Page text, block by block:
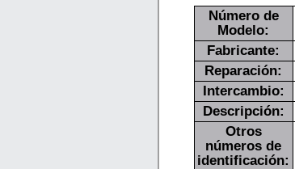
Número de
Modelo:
Fabricante:
Reparación:
Intercambio:
Descripción:
Otros
números de
identificación: